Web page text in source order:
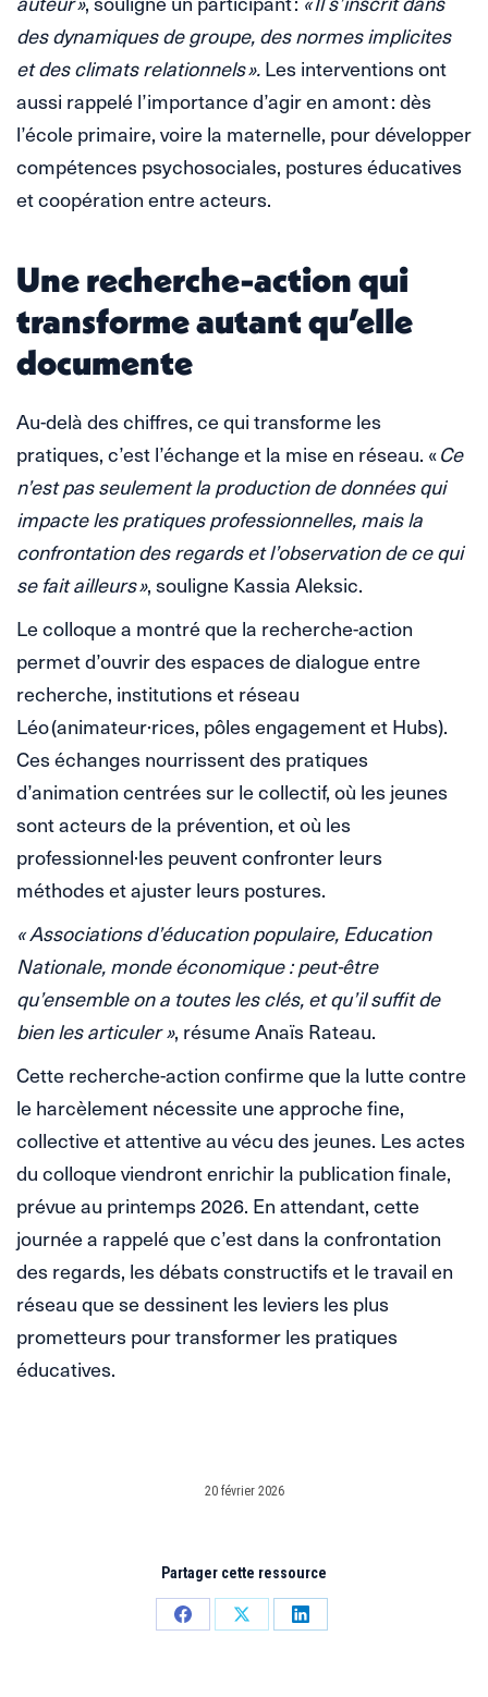
des dynamiques de groupe, des normes implicites
et des climats relationnels ».Les interventions ont
aussi rappelé l’importance d’agir en amont : dès
l’école primaire, voire la maternelle, pour développer
compétences psychosociales, postures éducatives
et coopération entre acteurs.
Une recherche-action qui
transforme autant qu’elle
documente
Au-delà des chiffres, ce qui transforme les
pratiques, c’est l’échange et la mise en réseau. «Ce
n’est pas seulement la production de données qui
impacte les pratiques professionnelles, mais la
confrontation des regards et l’observation de ce qui
se fait ailleurs », souligne Kassia Aleksic.
Le colloque a montré que la recherche-action
permet d’ouvrir des espaces de dialogue entre
recherche, institutions et réseau
Léo (animateur·rices, pôles engagement et Hubs).
Ces échanges nourrissent des pratiques
d’animation centrées sur le collectif, où les jeunes
sont acteurs de la prévention, et où les
professionnel·les peuvent confronter leurs
méthodes et ajuster leurs postures.
« Associations d’éducation populaire, Education
Nationale, monde économique : peut-être
qu’ensemble on a toutes les clés, et qu’il suffit de
bien les articuler », résume Anaïs Rateau.
Cette recherche-action confirme que la lutte contre
le harcèlement nécessite une approche fine,
collective et attentive au vécu des jeunes. Les actes
du colloque viendront enrichir la publication finale,
prévue au printemps 2026. En attendant, cette
journée a rappelé que c’est dans la confrontation
des regards, les débats constructifs et le travail en
réseau que se dessinent les leviers les plus
prometteurs pour transformer les pratiques
éducatives.
20 février 2026
Partager cette ressource
PartagerPartagerPartager